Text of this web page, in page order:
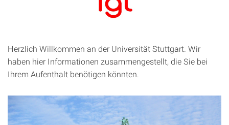
Herzlich Willkommen an der Universität Stuttgart. Wir
haben hier Informationen zusammengestellt, die Sie bei
Ihrem Aufenthalt benötigen könnten.